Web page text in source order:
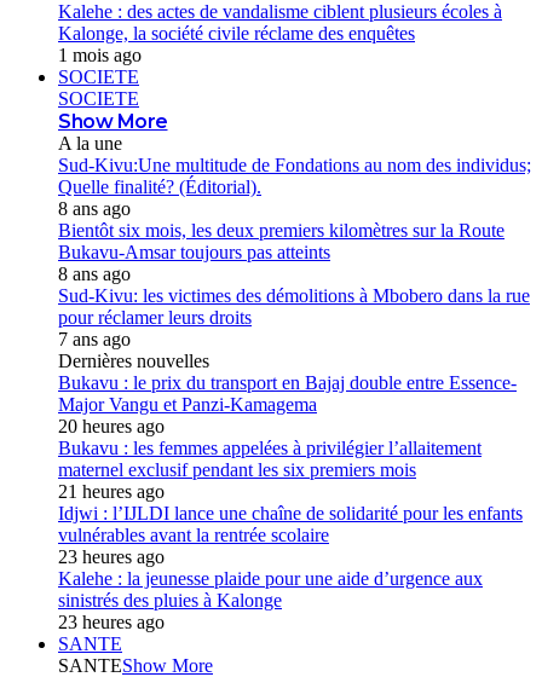
Kalehe : des actes de vandalisme ciblent plusieurs écoles à
Kalonge, la société civile réclame des enquêtes
1 mois ago
SOCIETE
SOCIETE
Show More
A la une
Sud-Kivu:Une multitude de Fondations au nom des individus;
Quelle finalité? (Éditorial).
8 ans ago
Bientôt six mois, les deux premiers kilomètres sur la Route
Bukavu-Amsar toujours pas atteints
8 ans ago
Sud-Kivu: les victimes des démolitions à Mbobero dans la rue
pour réclamer leurs droits
7 ans ago
Dernières nouvelles
Bukavu : le prix du transport en Bajaj double entre Essence-
Major Vangu et Panzi-Kamagema
20 heures ago
Bukavu : les femmes appelées à privilégier l’allaitement
maternel exclusif pendant les six premiers mois
21 heures ago
Idjwi : l’IJLDI lance une chaîne de solidarité pour les enfants
vulnérables avant la rentrée scolaire
23 heures ago
Kalehe : la jeunesse plaide pour une aide d’urgence aux
sinistrés des pluies à Kalonge
23 heures ago
SANTE
SANTEShow More